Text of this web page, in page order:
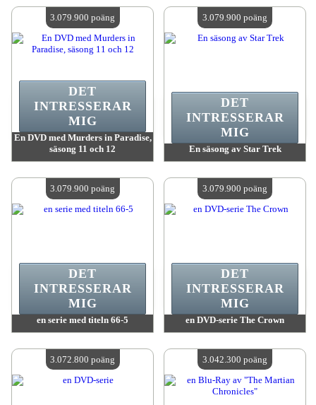
Antal tillgängliga:4
Antal tillgängliga:4
En DVD med Murders in Paradise,
säsong 11 och 12
Antal tillgängliga:4
DET
INTRESSERAR
MIG
3.079.900 poäng
En säsong av Star Trek
Antal tillgängliga:4
DET
INTRESSERAR
MIG
3.079.900 poäng
en serie med titeln 66-5
Antal tillgängliga:4
DET
INTRESSERAR
MIG
3.079.900 poäng
en DVD-serie The Crown
Antal tillgängliga:4
DET
INTRESSERAR
MIG
3.079.900 poäng
3.072.800 poäng 3.042.300 poäng